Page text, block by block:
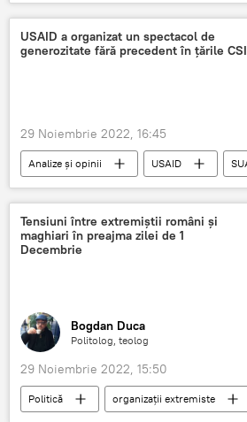
USAID a organizat un spectacol de
generozitate fără precedent în țările CSI
29 Noiembrie 2022, 16:45
Analize și opinii USAID
CSI
Tensiuni între extremiștii români și
maghiari în preajma zilei de 1
Decembrie
Bogdan Duca
Politolog, teolog
29 Noiembrie 2022, 15:50
Politică
organizații extremiste